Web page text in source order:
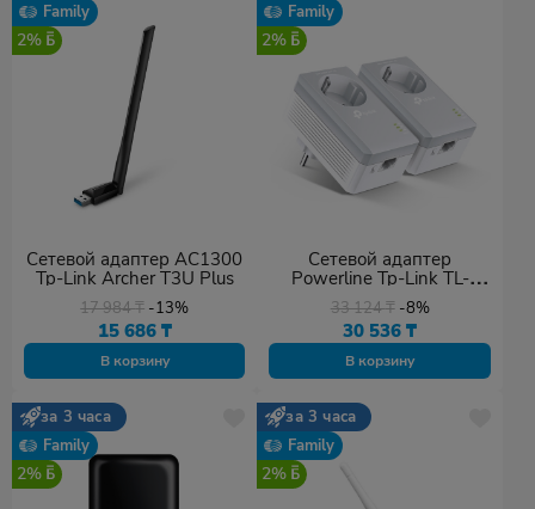
Family
2%
Сетевой адаптер AC1300
Tp-Link Archer T3U Plus
17 984₸ -13%
15 686 ₸
В корзину
Family
2%
Сетевой адаптер
Powerline Tp-Link TL-
PA4010P KIT
33 124₸ -8%
30 536₸
В корзину
за 3 часа
Family
2%
за 3 часа
Family
2%